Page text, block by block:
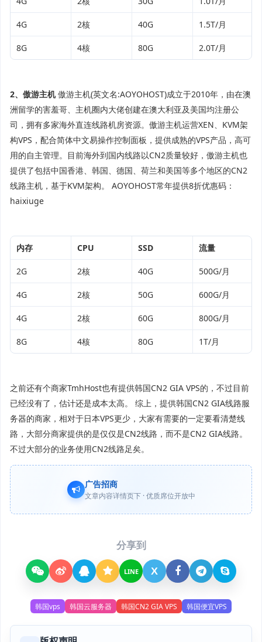
4G 2核 40G 1.5T/月
8G 4核 80G 2.0T/月
2、傲游主机傲游主机(英文名:AOYOHOST)成立于2010年，由在澳
洲留学的害羞哥、主机圈内大佬创建在澳大利亚及美国均注册公
司，拥有多家海外直连线路机房资源。傲游主机运营XEN、KVM架
构VPS，配合简体中文易操作控制面板，提供成熟的VPS产品，高可
用的自主管理。目前海外到国内线路以CN2质量较好，傲游主机也
提供了包括中国香港、韩国、德国、荷兰和美国等多个地区的CN2
线路主机，基于KVM架构。 AOYOHOST常年提供8折优惠码：
haixiuge
内存 CPU SSD 流量
2G 2核 40G 500G/月
4G 2核 50G 600G/月
4G 2核 60G 800G/月
8G 4核 80G 1T/月
之前还有个商家TmhHost也有提供韩国CN2 GIA VPS的，不过目前
已经没有了，估计还是成本太高。 综上，提供韩国CN2 GIA线路服
务器的商家，相对于日本VPS更少，大家有需要的一定要看清楚线
路，大部分商家提供的是仅仅是CN2线路，而不是CN2 GIA线路。
不过大部分的业务使用CN2线路足矣。
广告招商
文章内容详情页下 · 优质席位开放中
分享到
LINE X
韩国vps 韩国云服务器 韩国CN2 GIA VPS 韩国便宜VPS